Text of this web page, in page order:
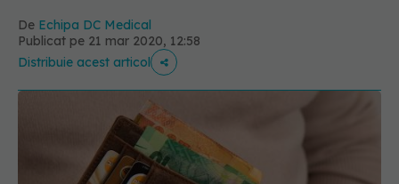
De Echipa DC Medical
Publicat pe 21 mar 2020, 12:58
Distribuie acest articol